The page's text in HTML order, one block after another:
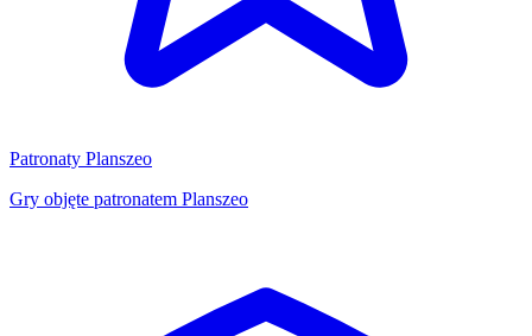
Patronaty Planszeo
Gry objęte patronatem Planszeo